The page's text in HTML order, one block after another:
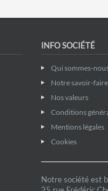
INFO SOCIÉTÉ
Qui sommes-
Notre savoir-faire
Nos valeurs
Conditions
Mentions légales
Cookies
Notre société est